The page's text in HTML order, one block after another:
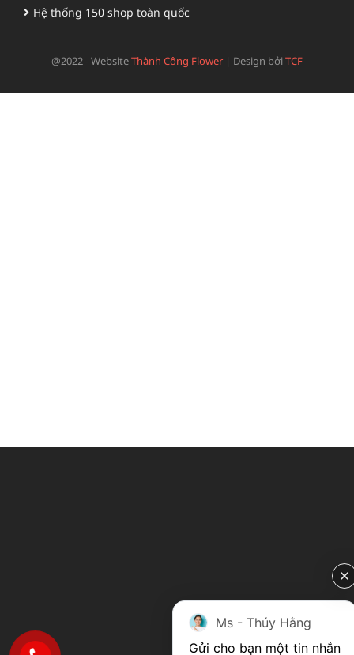
Hệ thống 150 shop toàn quốc
@2022 - WebsiteThành Công Flower | Design bởiTCF
Ms - Thúy Hằng
Gửi cho bạn một tin nhắn